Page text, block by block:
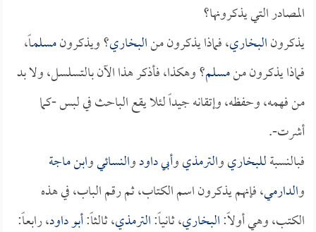
المصادر التي يذكرونها؟
يذكرونالبخاري، فماذا يذكرون منالبخاري؟ ويذكرونمسلمـاً،
فماذا يذكرون منمسلم؟ وهكذا، فأذكر هذا الآن بالتسلسل، ولا بد
من فهمه، وحفظه، وإتقانه جيداً لئلا يقع الباحث في لبس -كما
أشرت-.
فبالنسبةللبخاريوالترمذيوأبي داودوالنسائيوابن ماجة
والدارمي، فإنهم يذكرون اسم الكتاب، ثم رقم الباب، في هذه
الكتب، وهي أولاً:البخاري، ثانياً:الترمذي، ثالثاً:أبو داود، رابعاً: